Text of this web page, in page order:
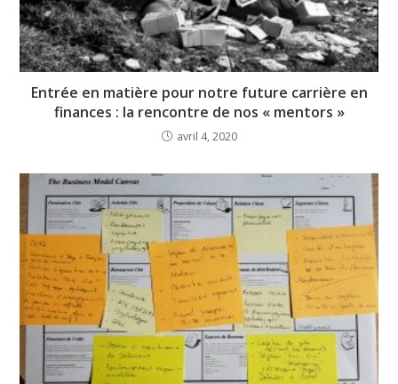
Entrée en matière pour notre future carrière en
finances : la rencontre de nos « mentors »
avril 4, 2020